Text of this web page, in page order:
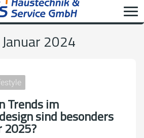
2024
Trends im
sind besonders
2025?